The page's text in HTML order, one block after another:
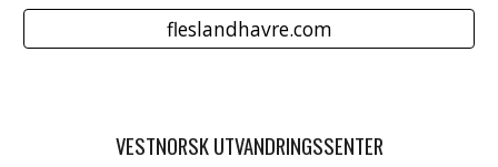
fleslandhavre.com
VESTNORSK UTVANDRINGSSENTER